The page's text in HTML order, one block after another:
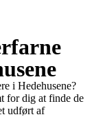
i Hedehusene?
for dig at finde de
udført af